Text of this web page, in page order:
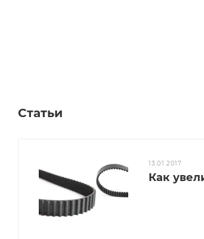
Статьи
13.01.2017
Как